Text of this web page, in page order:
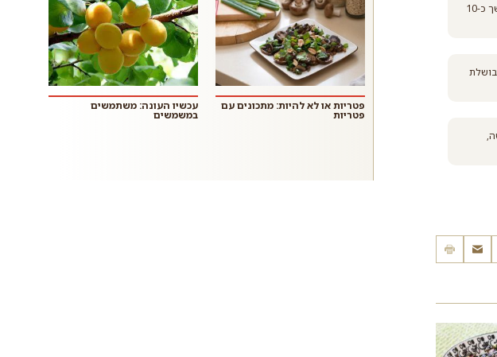
בזמן שהשעועית מתבשלת יוצקים שמן זית לסיר גדול ומחממים מעל להבה בינונית-גבוהה. מטגנים את ירקות השורש במשך כ-10
המבושלת
פטריות או לא להיות: מתכונים עם
פטריות
עכשיו העונה: משתמשים
במשמשים